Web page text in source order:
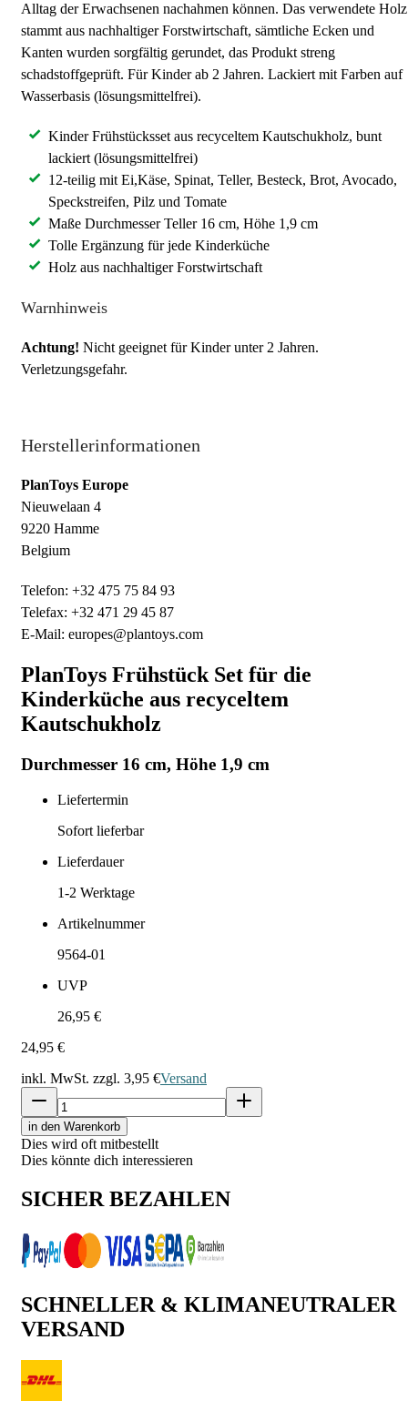
Alltag der Erwachsenen nachahmen können. Das verwendete Holz
stammt aus nachhaltiger Forstwirtschaft, sämtliche Ecken und
Kanten wurden sorgfältig gerundet, das Produkt streng
schadstoffgeprüft. Für Kinder ab 2 Jahren. Lackiert mit Farben auf
Wasserbasis (lösungsmittelfrei).
Kinder Frühstücksset aus recyceltem Kautschukholz, bunt
lackiert (lösungsmittelfrei)
12-teilig mit Ei,Käse, Spinat, Teller, Besteck, Brot, Avocado,
Speckstreifen, Pilz und Tomate
Maße Durchmesser Teller 16 cm, Höhe 1,9 cm
Tolle Ergänzung für jede Kinderküche
Holz aus nachhaltiger Forstwirtschaft
Warnhinweis
Achtung! Nicht geeignet für Kinder unter 2 Jahren.
Verletzungsgefahr.
Herstellerinformationen
PlanToys Europe
Nieuwelaan 4
9220 Hamme
Belgium
Telefon: +32 475 75 84 93
Telefax: +32 471 29 45 87
E-Mail: europes@plantoys.com
PlanToys Frühstück Set für die
Kinderküche aus recyceltem
Kautschukholz
Durchmesser 16 cm, Höhe 1,9 cm
Liefertermin
Sofort lieferbar
Lieferdauer
1-2 Werktage
Artikelnummer
9564-01
UVP
26,95 €
24,95 €
inkl. MwSt. zzgl. 3,95 €Versand
in den Warenkorb
Dies wird oft mitbestellt
Dies könnte dich interessieren
SICHER BEZAHLEN
SCHNELLER & KLIMANEUTRALER
VERSAND